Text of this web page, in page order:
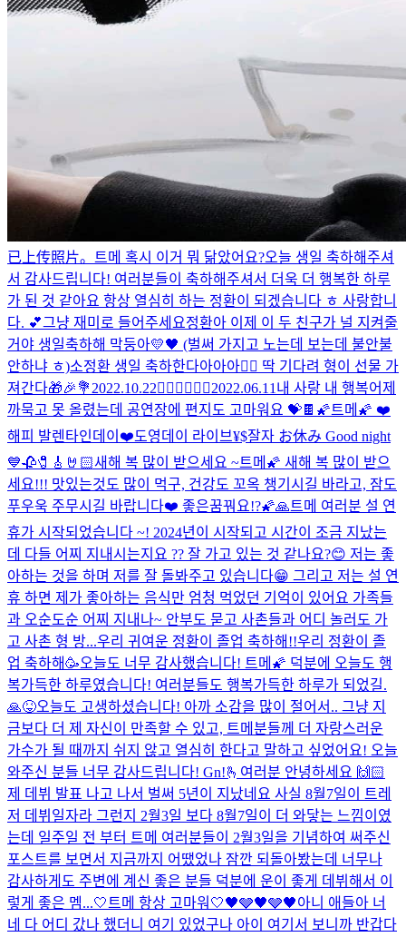
已上传照片。 트메 혹시 이거 뭐 닮았어요?오늘 생일 축하해주셔
서 감사드립니다! 여러분들이 축하해주셔서 더욱 더 행복한 하루
가 된 것 같아요 항상 열심히 하는 정환이 되겠습니다 ㅎ 사랑합니
다. 💕그냥 재미로 들어주세요정환아 이제 이 두 친구가 널 지켜줄
거야 생일축하해 막둥아💛🖤 (벌써 가지고 노는데 보는데 불안불
안하냐 ㅎ)소정환 생일 축하한다아아아❤️‍🔥 딱 기다려 형이 선물 가
져간다🎁🎉💐 2022.10.22❤️‍🔥❤️‍🔥❤️‍🔥2022.06.11 내 사랑 내 행복어제
까묵고 못 올렸는데 공연장에 편지도 고마워요 💝🍫 🌠트메🌠 ❤️
해피 발렌타인데이❤️도영데이 라이브¥$잘자 お休み Good night
💙🥀🧷🎸🤘🏻새해 복 많이 받으세요 ~트메🌠 새해 복 많이 받으
세요!!! 맛있는것도 많이 먹구, 건강도 꼬옥 챙기시길 바라고, 잠도
푸우욱 주무시길 바랍니다❤️ 좋은꿈꿔요!?🌠🙏트메 여러분 설 연
휴가 시작되었습니다 ~! 2024년이 시작되고 시간이 조금 지났는
데 다들 어찌 지내시는지요 ?? 잘 가고 있는 것 같나요?😊 저는 좋
아하는 것을 하며 저를 잘 돌봐주고 있습니다😁 그리고 저는 설 연
휴 하면 제가 좋아하는 음식만 엄청 먹었던 기억이 있어요 가족들
과 오순도순 어찌 지내나~ 안부도 묻고 사촌들과 어디 놀러도 가
고 사촌 형 방...우리 귀여운 정환이 졸업 축하해!!우리 정환이 졸
업 축하해🥳오늘도 너무 감사했습니다! 트메🌠 덕분에 오늘도 행
복가득한 하루였습니다! 여러분들도 행복가득한 하루가 되었길.
🙏😝오늘도 고생하셨습니다! 아까 소감을 많이 절어서.. 그냥 지
금보다 더 제 자신이 만족할 수 있고, 트메분들께 더 자랑스러운
가수가 될 때까지 쉬지 않고 열심히 한다고 말하고 싶었어요! 오늘
와주신 분들 너무 감사드립니다! Gn!🫰 여러분 안녕하세요 🙌🏻
제 데뷔 발표 나고 나서 벌써 5년이 지났네요 사실 8월7일이 트레
저 데뷔일자라 그런지 2월3일 보다 8월7일이 더 와닿는 느낌이였
는데 일주일 전 부터 트메 여러분들이 2월3일을 기념하여 써주신
포스트를 보면서 지금까지 어땠었나 잠깐 되돌아봤는데 너무나
감사하게도 주변에 계신 좋은 분들 덕분에 운이 좋게 데뷔해서 이
렇게 좋은 멤...🤍트메 항상 고마워🤍🖤🩶🖤🩶🖤아니 애들아 너
네 다 어디 갔나 했더니 여기 있었구나 아이 여기서 보니까 반갑다